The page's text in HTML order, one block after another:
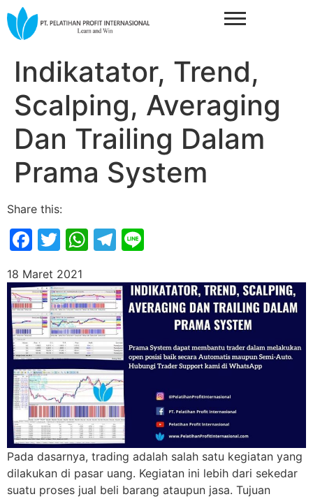
Indikatator, Trend,
Scalping, Averaging
Dan Trailing Dalam
Prama System
Share this:
Facebook
Twitter
WhatsApp
Telegram
18 Maret 2021
Pada dasarnya, trading adalah salah satu kegiatan yang
dilakukan di pasar uang. Kegiatan ini lebih dari sekedar
suatu proses jual beli barang ataupun jasa. Tujuan